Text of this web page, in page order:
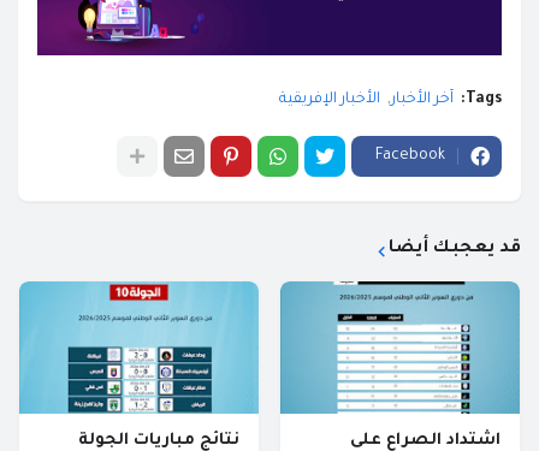
Tags: آخر الأخبار الأخبار الإفريقية
Facebook
قد يعجبك أيضا
اشتداد الصراع على
نتائج مباريات الجولة